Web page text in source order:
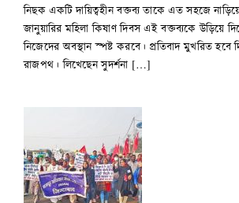
নিছক একটি দায়িত্বহীন বক্তব্য তাকে এত সহজে
জানুয়ারির মহিলা কিষাণ দিবস এই বক্তব্যকে উড়িয়ে
নিজেদের অবস্থান স্পষ্ট করবে। প্রতিবাদ মুখরিত হবে
রাজপথ। লিখেছেন সুদর্শনা […]